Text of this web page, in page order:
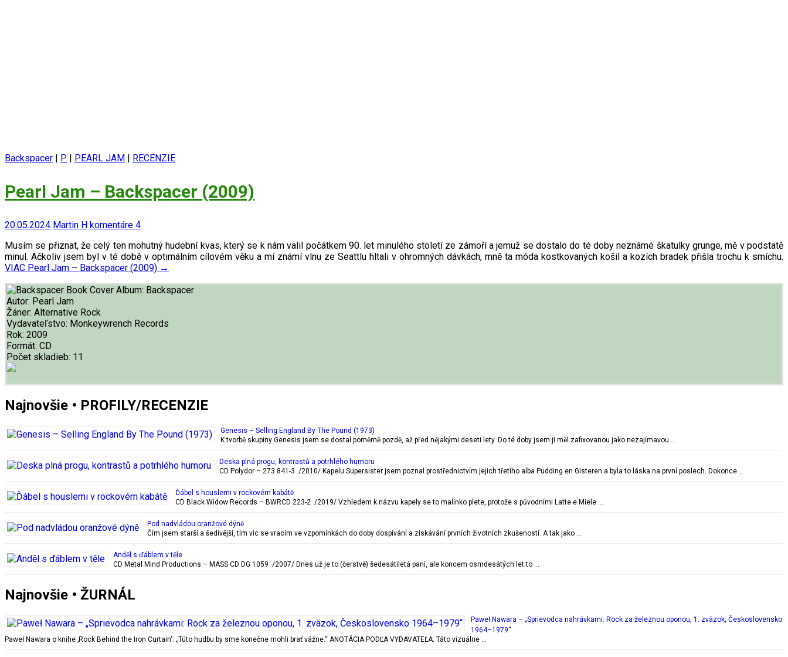
Backspacer | P | PEARL JAM | RECENZIE
Pearl Jam – Backspacer (2009)
20.05.2024 Martin H komentáre 4
Musím se přiznat, že celý ten mohutný hudební kvas, který se k nám valil počátkem 90. let minulého století ze zámoří a jemuž se dostalo do té doby neznámé škatulky grunge, mě v podstatě
minul. Ačkoliv jsem byl v té době v optimálním cílovém věku a mí známí vlnu ze Seattlu hltali v ohromných dávkách, mně ta móda kostkovaných košil a kozích bradek přišla trochu k smíchu.
VIAC Pearl Jam – Backspacer (2009) →
Album: Backspacer
Autor: Pearl Jam
Žáner: Alternative Rock
Vydavateľstvo: Monkeywrench Records
Rok: 2009
Formát: CD
Počet skladieb: 11
Najnovšie • PROFILY/RECENZIE
Genesis – Selling England By The Pound (1973)
K tvorbě skupiny Genesis jsem se dostal poměrně pozdě, až před nějakými deseti lety. Do té doby jsem ji měl zafixovanou jako nezajímavou …
Deska plná progu, kontrastů a potrhlého humoru
CD Polydor – 273 841-3 /2010/ Kapelu Supersister jsem poznal prostřednictvím jejich třetího alba Pudding en Gisteren a byla to láska na první poslech. Dokonce …
Ďábel s houslemi v rockovém kabátě
CD Black Widow Records – BWRCD 223-2 /2019/ Vzhledem k názvu kapely se to malinko plete, protože s původními Latte e Miele …
Pod nadvládou oranžové dýně
Čím jsem starší a šedivější, tím víc se vracím ve vzpomínkách do doby dospívání a získávání prvních životních zkušeností. A tak jako …
Anděl s ďáblem v těle
CD Metal Mind Productions – MASS CD DG 1059 /2007/ Dnes už je to (čerstvě) šedesátiletá paní, ale koncem osmdesátých let to …
Najnovšie • ŽURNÁL
Paweł Nawara – „Sprievodca nahrávkami: Rock za železnou oponou, 1. zväzok, Československo
1964–1979“
Paweł Nawara o knihe ‚Rock Behind the Iron Curtain‘: „Túto hudbu by sme konečne mohli brať vážne.“ ANOTÁCIA PODĽA VYDAVATEĽA: Táto vizuálne …